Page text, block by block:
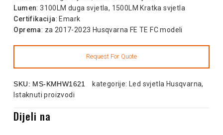
Lumen: 3100LM duga svjetla, 1500LM Kratka svjetla
Certifikacija: Emark
Oprema: za 2017-2023 Husqvarna FE TE FC modeli
SKU: MS-KMHW1621 kategorije:Led svjetla Husqvarna,
Istaknuti proizvodi
Dijeli na